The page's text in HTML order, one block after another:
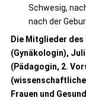
Schwesig,
nach der
Die Mitglieder des
(Gynäkologin),
(Pädagogin, 2.
Frauen und